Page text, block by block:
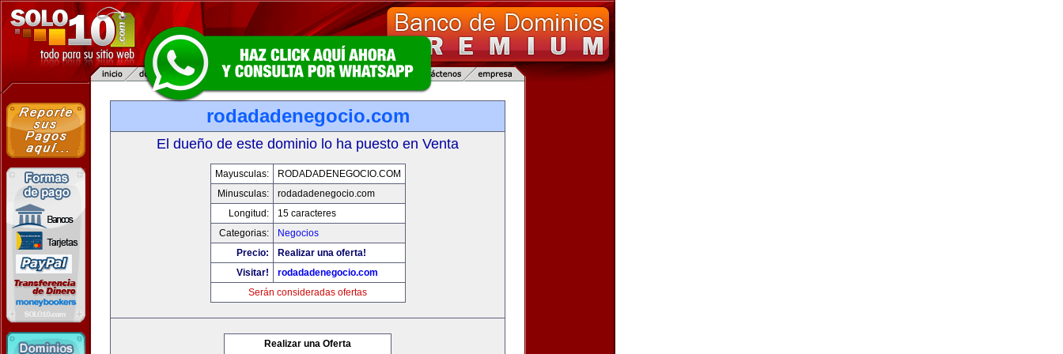
rodadadenegocio.com
El dueño de este dominio lo ha puesto en Venta
Mayusculas:
RODADADENEGOCIO.COM
Minusculas:
rodadadenegocio.com
Longitud:
15 caracteres
Categorias:
Negocios
Precio:
Realizar una oferta!
Visitar!
rodadadenegocio.com
Serán consideradas ofertas
Realizar una Oferta